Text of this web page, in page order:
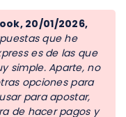
20/01/2026,
que he
es de las que
simple. Aparte, no
opciones para
para apostar,
de hacer pagos y